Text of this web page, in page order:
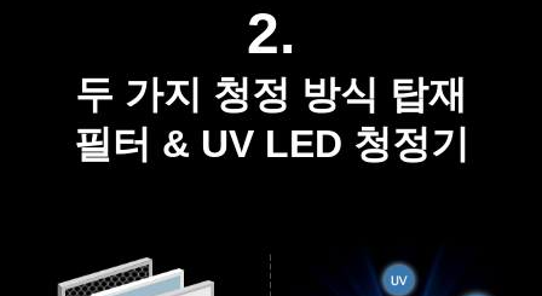
2.
두 가지 청정 방식 탑재
필터 & UV LED 청정기